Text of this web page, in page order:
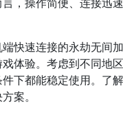
快速连接的永劫无间
体验。考虑到不同地
下都能稳定使用。了
案。